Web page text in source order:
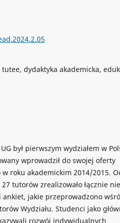
dydaktyka akademicka,
był pierwszym wydziałem w
wprowadził do swojej oferty
roku akademickim 2014/2015.
tutorów zrealizowało łącznie
jakie przeprowadzono
Wydziału. Studenci jako
rozwój indywidualnych